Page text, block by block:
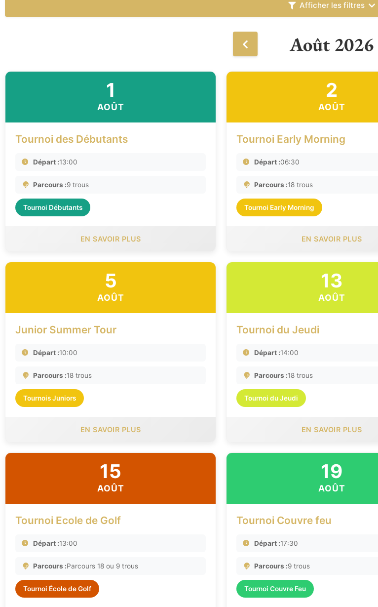
Afficher les filtres
Août 2026
1
AOÛT
Tournoi des Débutants
Départ :13:00
Parcours :9 trous
Tournoi Débutants
EN SAVOIR PLUS
2
AOÛT
Tournoi Early Morning
Départ :06:30
Parcours :18 trous
Tournoi Early Morning
EN SAVOIR PLUS
5
AOÛT
Junior Summer Tour
Départ :10:00
Parcours :18 trous
Tournois Juniors
EN SAVOIR PLUS
13
AOÛT
Tournoi du Jeudi
Départ :14:00
Parcours :18 trous
Tournoi du Jeudi
EN SAVOIR PLUS
15
AOÛT
Tournoi Ecole de Golf
Départ :13:00
Parcours :Parcours 18 ou 9 trous
Tournoi École de Golf
19
AOÛT
Tournoi Couvre feu
Départ :17:30
Parcours :9 trous
Tournoi Couvre Feu